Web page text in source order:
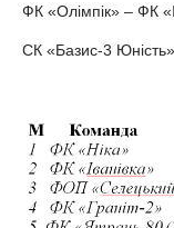
ФК «Олімпік» – ФК
СК «Базис-3